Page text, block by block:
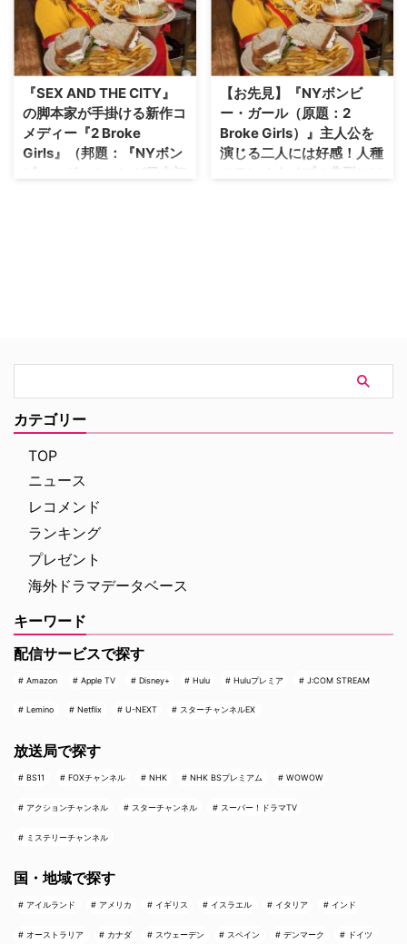
ェンド・オブ・トゥモロー』に、
『NYボンビー・ガール』や『新
ビバリーヒルズ青春白書』のニッ
ク・ザーノが出演することが明ら
ている。 【関連記事】『レジェ
ンド・オブ・ト…
FIVE-0』『NCIS：LA ～極秘潜
入捜査班』や、長寿リアリティ番
組を含む11本。その一覧は以下の
通り。 【関連コラム】本家
ら独自性も際立つ新スピンオフ…
『SEX AND THE CITY』
の脚本家が手掛ける新作コ
メディー『2 Broke
Girls』（邦題：『NYボン
ビー・ガール』）が日本初
長年ウェイトレスとして働くアレ
と、…
【お先見】『NYボンビ
ー・ガール（原題：2
Broke Girls）』主人公を
演じる二人には好感！人種
ステレオタイプの典型には
後に、第2話以降を『ママと恋に
カテゴリー
TOP
ニュース
レコメンド
ランキング
プレゼント
海外ドラマデータベース
キーワード
配信サービスで探す
Amazon Apple TV Disney+ Hulu Huluプレミア J:COM STREAM
Lemino Netflix U-NEXT スターチャンネルEX
放送局で探す
BS11 FOXチャンネル NHK NHK BSプレミアム WOWOW
アクションチャンネル スターチャンネル スーパー！ドラマTV
ミステリーチャンネル
国・地域で探す
アイルランド アメリカ イギリス イスラエル イタリア インド
オーストラリア カナダ スウェーデン スペイン デンマーク ドイツ